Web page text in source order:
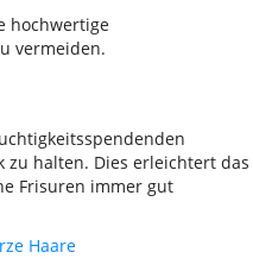
hochwertige
vermeiden.
zu halten. Dies erleichtert das
Frisuren immer gut
Haare